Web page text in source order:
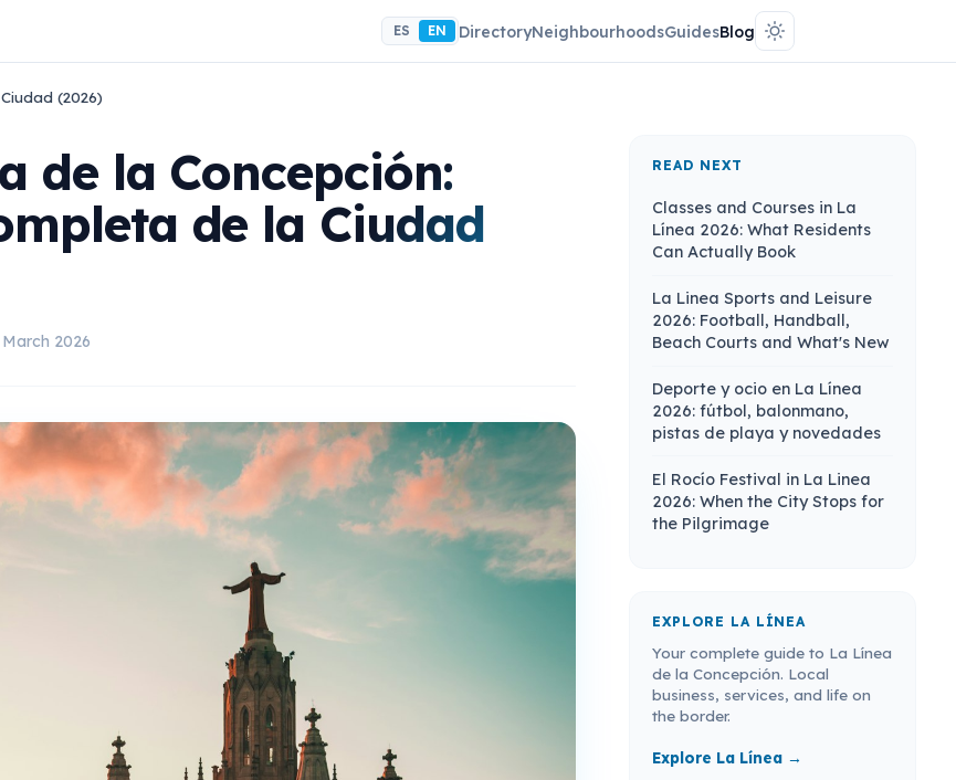
ES EN DirectoryNeighbourhoodsGuidesBlog
(2026)
de la Concepción:
de la Ciudad
March 2026
READ NEXT
Classes and Courses in La
Línea 2026: What Residents
Can Actually Book
La Linea Sports and Leisure
2026: Football, Handball,
Beach Courts and What's New
Deporte y ocio en La Línea
2026: fútbol, balonmano,
pistas de playa y novedades
El Rocío Festival in La Linea
2026: When the City Stops for
the Pilgrimage
EXPLORE LA LÍNEA
Your complete guide to La Línea
de la Concepción. Local
business, services, and life on
the border.
Explore La Línea →